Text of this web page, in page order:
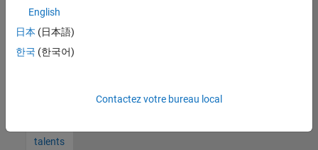
d'offre
corresponde
à vos
talents
English
日本 (日本語)
한국 (한국어)
Contactez votre bureau local